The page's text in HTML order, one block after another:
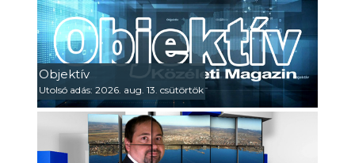
Objektív
Utolsó adás: 2026. aug. 13. csütörtök